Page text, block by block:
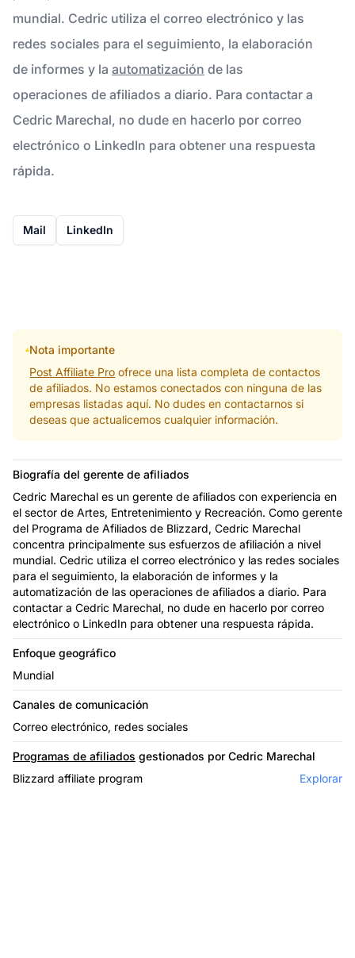
mundial. Cedric utiliza el correo electrónico y las
redes sociales para el seguimiento, la elaboración
de informes y la automatización de las
operaciones de afiliados a diario. Para contactar a
Cedric Marechal, no dude en hacerlo por correo
electrónico o LinkedIn para obtener una respuesta
rápida.
Mail LinkedIn
Nota importante
Post Affiliate Pro ofrece una lista completa de contactos
de afiliados. No estamos conectados con ninguna de las
empresas listadas aquí. No dudes en contactarnos si
deseas que actualicemos cualquier información.
Biografía del gerente de afiliados
Cedric Marechal es un gerente de afiliados con experiencia en
el sector de Artes, Entretenimiento y Recreación. Como gerente
del Programa de Afiliados de Blizzard, Cedric Marechal
concentra principalmente sus esfuerzos de afiliación a nivel
mundial. Cedric utiliza el correo electrónico y las redes sociales
para el seguimiento, la elaboración de informes y la
automatización de las operaciones de afiliados a diario. Para
contactar a Cedric Marechal, no dude en hacerlo por correo
electrónico o LinkedIn para obtener una respuesta rápida.
Enfoque geográfico
Mundial
Canales de comunicación
Correo electrónico, redes sociales
Programas de afiliados gestionados por Cedric Marechal
Blizzard affiliate program
Explorar